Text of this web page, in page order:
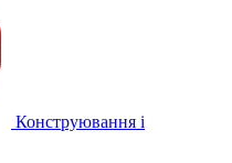
Конструювання і